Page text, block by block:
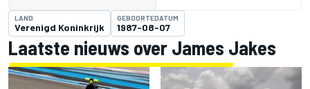
LAND
Verenigd Koninkrijk
GEBOORTEDATUM
1987-08-07
Laatste nieuws over James Jakes